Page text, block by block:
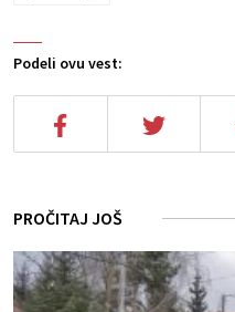
Podeli ovu vest:
PROČITAJ JOŠ